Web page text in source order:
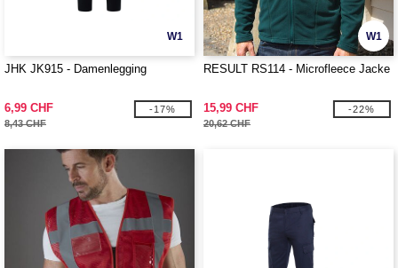
W1
JHK JK915 - Damenlegging
6,99 CHF
8,43 CHF
-17%
W1
RESULT RS114 - Microfleece Jacke
15,99 CHF
20,62 CHF
-22%